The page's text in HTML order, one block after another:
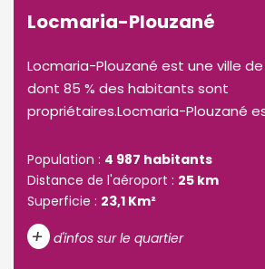
Locmaria-Plouzané
Locmaria-Plouzané est une ville
dont 85 % des habitants sont
propriétaires.Locmaria-Plouzané
Population : 4 987 habitants
Distance de l'aéroport : 25 km
Superficie : 23,1 Km²
+ d'infos sur le quartier